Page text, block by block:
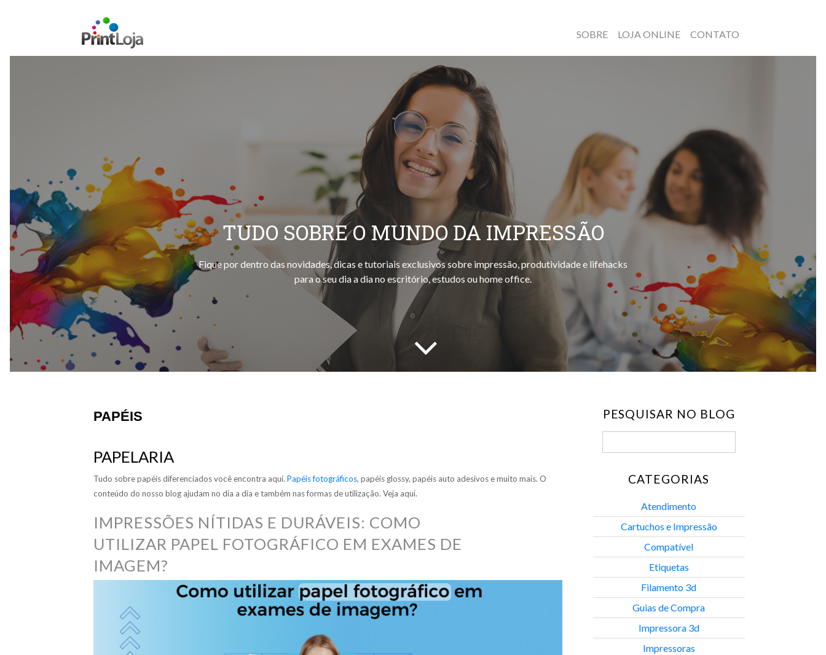
SOBRE LOJA ONLINE CONTATO
TUDO SOBRE O MUNDO DA IMPRESSÃO
Fique por dentro das novidades, dicas e tutoriais exclusivos sobre impressão, produtividade e lifehacks
para o seu dia a dia no escritório, estudos ou home office.
PAPÉIS
PAPELARIA
Tudo sobre papéis diferenciados você encontra aqui. Papéis fotográficos, papéis glossy, papéis auto adesivos e muito mais. O
conteúdo do nosso blog ajudam no dia a dia e também nas formas de utilização. Veja aqui.
IMPRESSÕES NÍTIDAS E DURÁVEIS: COMO
UTILIZAR PAPEL FOTOGRÁFICO EM EXAMES DE
IMAGEM?
PESQUISAR NO BLOG
CATEGORIAS
Atendimento
Cartuchos e Impressão
Compatível
Etiquetas
Filamento 3d
Guias de Compra
Impressora 3d
Impressoras